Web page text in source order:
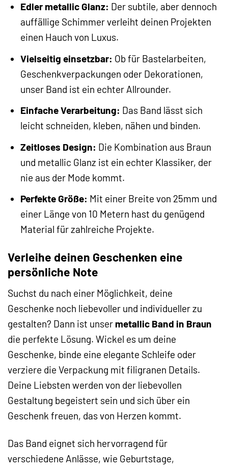
Edler metallic Glanz: Der subtile, aber dennoch
auffällige Schimmer verleiht deinen Projekten
einen Hauch von Luxus.
Vielseitig einsetzbar: Ob für Bastelarbeiten,
Geschenkverpackungen oder Dekorationen,
unser Band ist ein echter Allrounder.
Einfache Verarbeitung: Das Band lässt sich
leicht schneiden, kleben, nähen und binden.
Zeitloses Design: Die Kombination aus Braun
und metallic Glanz ist ein echter Klassiker, der
nie aus der Mode kommt.
Perfekte Größe: Mit einer Breite von 25mm und
einer Länge von 10 Metern hast du genügend
Material für zahlreiche Projekte.
Verleihe deinen Geschenken eine
persönliche Note
Suchst du nach einer Möglichkeit, deine
Geschenke noch liebevoller und individueller zu
gestalten? Dann ist unser metallic Band in Braun
die perfekte Lösung. Wickel es um deine
Geschenke, binde eine elegante Schleife oder
verziere die Verpackung mit filigranen Details.
Deine Liebsten werden von der liebevollen
Gestaltung begeistert sein und sich über ein
Geschenk freuen, das von Herzen kommt.
Das Band eignet sich hervorragend für
verschiedene Anlässe, wie Geburtstage,